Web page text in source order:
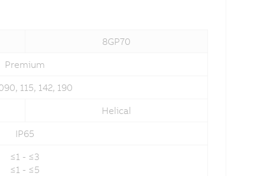
8GP70
Premium
115, 142, 190
Helical
IP65
≤1 - ≤3
≤1 - ≤5